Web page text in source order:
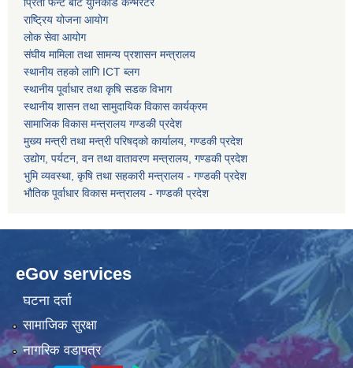
प्रिती फन्ट बाट युनिकोड कन्भर्रटर
राष्ट्रिय योजना आयोग
लोक सेवा आयोग
संघीय मामिला तथा सामन्य प्रशासन मन्त्रालय
स्थानीय तहको लागि ICT ब्लग
स्थानीय पूर्वाधार तथा कृषि सडक विभाग
स्थानीय शासन तथा सामुदायिक विकास कार्यक्रम
सामाजिक विकास मन्त्रालय गण्डकी प्रदेश
मुख्य मन्त्री तथा मन्त्री परिषद्को कार्यालय, गण्डकी प्रदेश
उद्योग, पर्यटन, वन तथा वातावरण मन्त्रालय, गण्डकी प्रदेश
भुमि व्यवस्था, कृषि तथा सहकारी मन्त्रालय - गण्डकी प्रदेश
भौतिक पूर्वाधार विकास मन्त्रालय - गण्डकी प्रदेश
eGov services
घटना दर्ता
सामाजिक सुरक्षा
नागरिक वडापत्र